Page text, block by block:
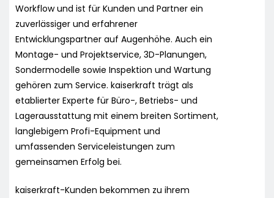
Workflow und ist für Kunden und Partner ein
zuverlässiger und erfahrener
Entwicklungspartner auf Augenhöhe. Auch ein
Montage- und Projektservice, 3D-Planungen,
Sondermodelle sowie Inspektion und Wartung
gehören zum Service. kaiserkraft trägt als
etablierter Experte für Büro-, Betriebs- und
Lagerausstattung mit einem breiten Sortiment,
langlebigem Profi-Equipment und
umfassenden Serviceleistungen zum
gemeinsamen Erfolg bei.
kaiserkraft-Kunden bekommen zu ihrem